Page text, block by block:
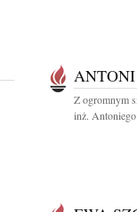
Z ogromnym
inż.